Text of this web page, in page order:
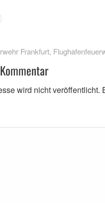
Frankfurt,
wird nicht veröffentlicht.